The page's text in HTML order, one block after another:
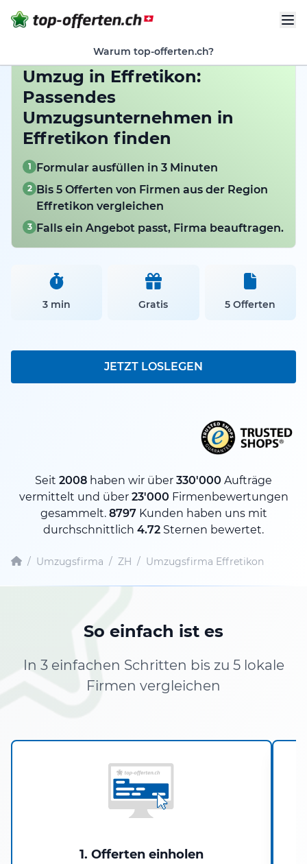
Warum top-offerten.ch?
Umzug in Effretikon:
Passendes
Umzugsunternehmen in
Effretikon finden
1 Formular ausfüllen in 3 Minuten
2 Bis 5 Offerten von Firmen aus der Region
Effretikon vergleichen
3 Falls ein Angebot passt, Firma beauftragen.
3 min Gratis 5 Offerten
JETZT LOSLEGEN
Seit 2008 haben wir über 330'000 Aufträge
vermittelt und über 23'000 Firmenbewertungen
gesammelt. 8797Kunden haben uns mit
durchschnittlich 4.72 Sternen bewertet.
/ Umzugsfirma / ZH / Umzugsfirma Effretikon
So einfach ist es
In 3 einfachen Schritten bis zu 5 lokale
Firmen vergleichen
1. Offerten einholen